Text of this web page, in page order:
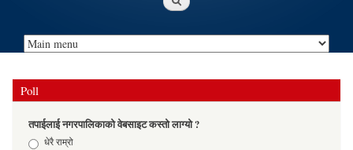
Poll
तपाईलाई नगरपालिकाको वेबसाइट कस्तो लाग्यो ?
Choicesधेरै राम्रो